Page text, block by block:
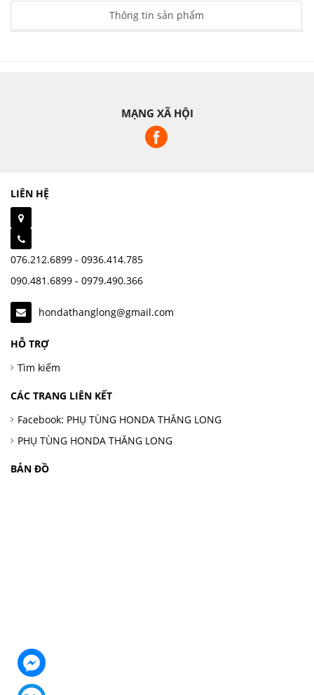
Thông tin sản phẩm
MẠNG XÃ HỘI
LIÊN HỆ
076.212.6899 - 0936.414.785
090.481.6899 - 0979.490.366
hondathanglong@gmail.com
HỖ TRỢ
Tìm kiếm
CÁC TRANG LIÊN KẾT
Facebook: PHỤ TÙNG HONDA THĂNG LONG
PHỤ TÙNG HONDA THĂNG LONG
BẢN ĐỒ